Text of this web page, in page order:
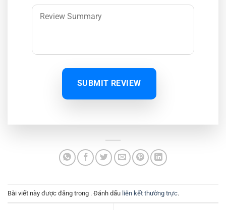
SUBMIT REVIEW
Bài viết này được đăng trong . Đánh dấu liên kết thường trực.